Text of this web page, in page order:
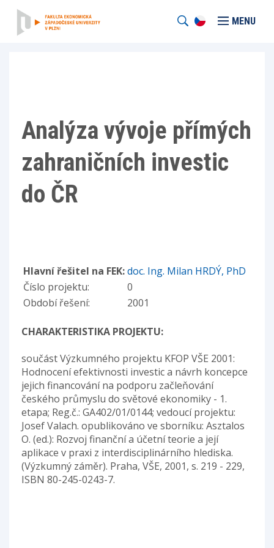
MENU
Analýza vývoje přímých
zahraničních investic
do ČR
Hlavní řešitel na FEK:doc. Ing. Milan HRDÝ, PhD
Číslo projektu:
0
Období řešení:
2001
CHARAKTERISTIKA PROJEKTU:
součást Výzkumného projektu KFOP VŠE 2001:
Hodnocení efektivnosti investic a návrh koncepce
jejich financování na podporu začleňování
českého průmyslu do světové ekonomiky - 1.
etapa; Reg.č.: GA402/01/0144; vedoucí projektu:
Josef Valach. opublikováno ve sborníku: Asztalos
O. (ed.): Rozvoj finanční a účetní teorie a její
aplikace v praxi z interdisciplinárního hlediska.
(Výzkumný záměr). Praha, VŠE, 2001, s. 219 - 229,
ISBN 80-245-0243-7.